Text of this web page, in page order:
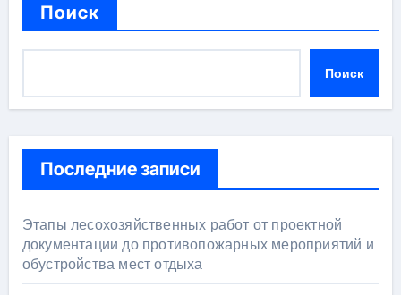
Поиск
Поиск
Последние записи
Этапы лесохозяйственных работ от проектной
документации до противопожарных мероприятий и
обустройства мест отдыха